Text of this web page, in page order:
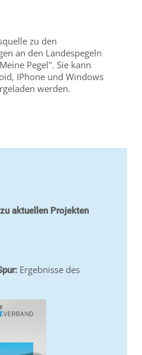
zu den
an den Landespegeln
Pegel". Sie kann
IPhone und Windows
werden.
aktuellen Projekten
Ergebnisse des